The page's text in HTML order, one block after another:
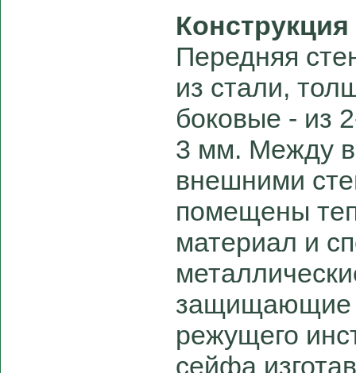
Конструкция
Передняя
из стали,
боковые - из
3 мм. Между
внешними
помещены
материал и
защищающие
режущего
сейфа